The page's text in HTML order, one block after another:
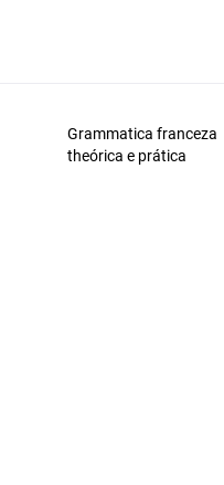
Grammatica franceza
theórica e prática